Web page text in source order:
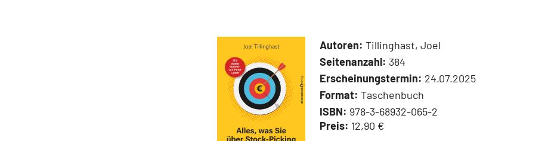
Autoren: Tillinghast, Joel
Seitenanzahl: 384
Erscheinungstermin: 24.07.2025
Format: Taschenbuch
ISBN: 978-3-68932-065-2
Preis: 12,90 €